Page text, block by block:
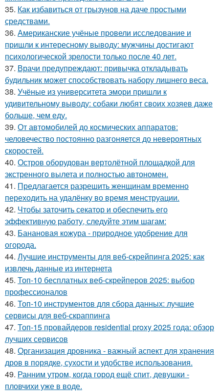
35. Как избавиться от грызунов на даче простыми
средствами.
36. Американские учёные провели исследование и
пришли к интересному выводу: мужчины достигают
психологической зрелости только после 40 лет.
37. Врачи предупреждают: привычка откладывать
будильник может способствовать набору лишнего веса.
38. Учёные из университета эмори пришли к
удивительному выводу: собаки любят своих хозяев даже
больше, чем еду.
39. От автомобилей до космических аппаратов:
человечество постоянно разгоняется до невероятных
скоростей.
40. Остров оборудован вертолётной площадкой для
экстренного вылета и полностью автономен.
41. Предлагается разрешить женщинам временно
переходить на удалёнку во время менструации.
42. Чтобы заточить секатор и обеспечить его
эффективную работу, следуйте этим шагам:
43. Банановая кожура - природное удобрение для
огорода.
44. Лучшие инструменты для веб-скрейпинга 2025: как
извлечь данные из интернета
45. Топ-10 бесплатных веб-скрейперов 2025: выбор
профессионалов
46. Топ-10 инструментов для сбора данных: лучшие
сервисы для веб-скраппинга
47. Топ-15 провайдеров residential proxy 2025 года: обзор
лучших сервисов
48. Организация дровника - важный аспект для хранения
дров в порядке, сухости и удобстве использования.
49. Ранним утром, когда город ещё спит, девушки -
пловчихи уже в воде.